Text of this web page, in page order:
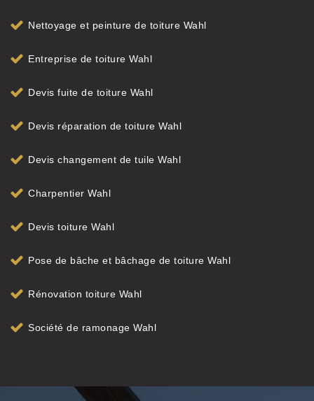
Nettoyage et peinture de toiture Wahl
Entreprise de toiture Wahl
Devis fuite de toiture Wahl
Devis réparation de toiture Wahl
Devis changement de tuile Wahl
Charpentier Wahl
Devis toiture Wahl
Pose de bâche et bâchage de toiture Wahl
Rénovation toiture Wahl
Société de ramonage Wahl